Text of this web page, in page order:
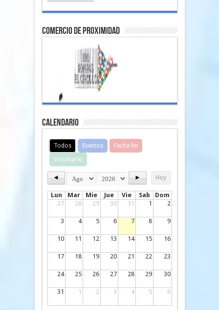
comercio de proximidad
Calendario
Todos Eventos
Fecha fin
Voluntario
◄ ► Hoy
Lun Mar Mie Jue Vie Sab
Dom
27
28 29 30 31 1 2
3 4 5 6 7 8 9
10 11 12 13 14 15 16
17 18 19 20 21 22 23
24 25 26 27 28 29 30
31 1 2 3 4 5 6